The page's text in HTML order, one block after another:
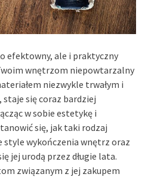
efektowny, ale i praktyczny
wnętrzom niepowtarzalny
niezwykle trwałym i
się coraz bardziej
w sobie estetykę i
się, jak taki rodzaj
style wykończenia wnętrz oraz
jej urodą przez długie lata.
związanym z jej zakupem